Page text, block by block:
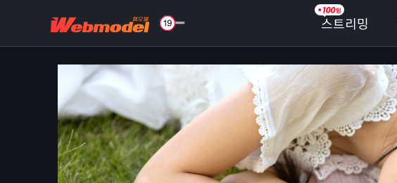
스트리밍